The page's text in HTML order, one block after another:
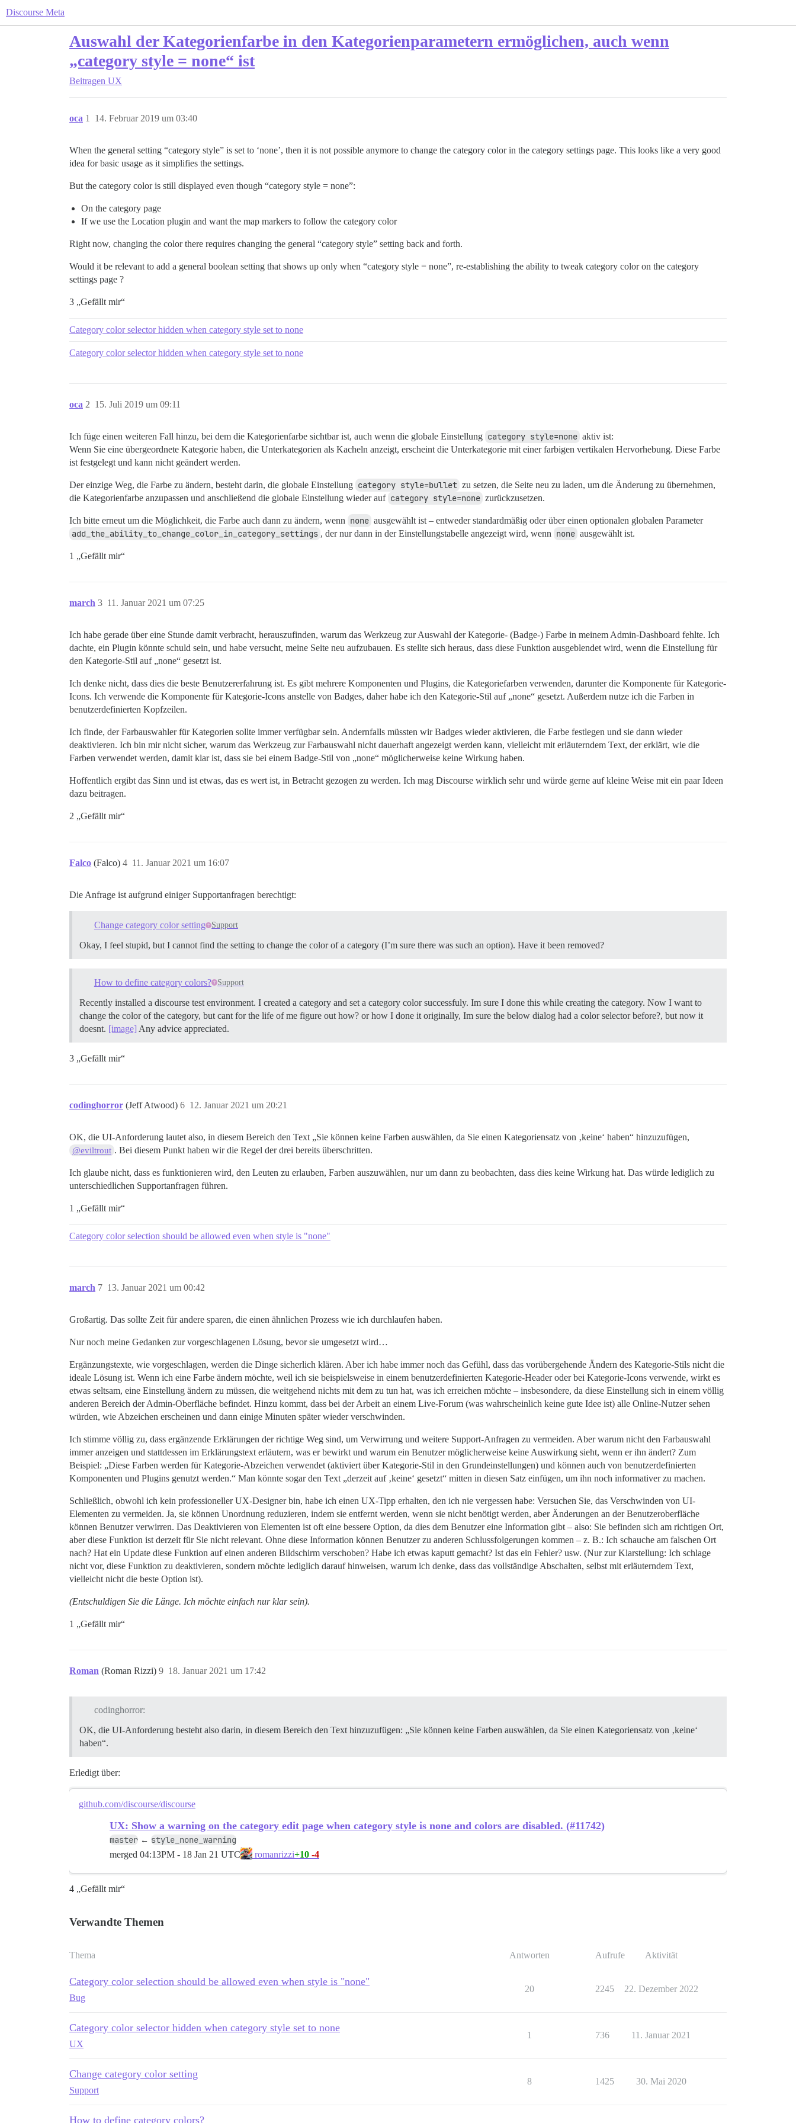
Discourse Meta
Auswahl der Kategorienfarbe in den Kategorienparametern ermöglichen, auch wenn
„category style = none“ ist
Beitragen UX
oca 14. Februar 2019 um 03:40
1
When the general setting “category style” is set to ‘none’, then it is not possible anymore to change the category color in the category settings page. This looks like a very good
idea for basic usage as it simplifies the settings.
But the category color is still displayed even though “category style = none”:
On the category page
If we use the Location plugin and want the map markers to follow the category color
Right now, changing the color there requires changing the general “category style” setting back and forth.
Would it be relevant to add a general boolean setting that shows up only when “category style = none”, re-establishing the ability to tweak category color on the category
settings page ?
3 „Gefällt mir“
Category color selector hidden when category style set to none
Category color selector hidden when category style set to none
oca 15. Juli 2019 um 09:11
2
Ich füge einen weiteren Fall hinzu, bei dem die Kategorienfarbe sichtbar ist, auch wenn die globale Einstellung category style=none aktiv ist:
Wenn Sie eine übergeordnete Kategorie haben, die Unterkategorien als Kacheln anzeigt, erscheint die Unterkategorie mit einer farbigen vertikalen Hervorhebung. Diese Farbe
ist festgelegt und kann nicht geändert werden.
Der einzige Weg, die Farbe zu ändern, besteht darin, die globale Einstellung category style=bullet zu setzen, die Seite neu zu laden, um die Änderung zu übernehmen,
die Kategorienfarbe anzupassen und anschließend die globale Einstellung wieder auf category style=none zurückzusetzen.
Ich bitte erneut um die Möglichkeit, die Farbe auch dann zu ändern, wenn none ausgewählt ist – entweder standardmäßig oder über einen optionalen globalen Parameter
add_the_ability_to_change_color_in_category_settings , der nur dann in der Einstellungstabelle angezeigt wird, wenn none ausgewählt ist.
1 „Gefällt mir“
march 11. Januar 2021 um 07:25
3
Ich habe gerade über eine Stunde damit verbracht, herauszufinden, warum das Werkzeug zur Auswahl der Kategorie- (Badge-) Farbe in meinem Admin-Dashboard fehlte. Ich
dachte, ein Plugin könnte schuld sein, und habe versucht, meine Seite neu aufzubauen. Es stellte sich heraus, dass diese Funktion ausgeblendet wird, wenn die Einstellung für
den Kategorie-Stil auf „none“ gesetzt ist.
Ich denke nicht, dass dies die beste Benutzererfahrung ist. Es gibt mehrere Komponenten und Plugins, die Kategoriefarben verwenden, darunter die Komponente für Kategorie-
Icons. Ich verwende die Komponente für Kategorie-Icons anstelle von Badges, daher habe ich den Kategorie-Stil auf „none“ gesetzt. Außerdem nutze ich die Farben in
benutzerdefinierten Kopfzeilen.
Ich finde, der Farbauswahler für Kategorien sollte immer verfügbar sein. Andernfalls müssten wir Badges wieder aktivieren, die Farbe festlegen und sie dann wieder
deaktivieren. Ich bin mir nicht sicher, warum das Werkzeug zur Farbauswahl nicht dauerhaft angezeigt werden kann, vielleicht mit erläuterndem Text, der erklärt, wie die
Farben verwendet werden, damit klar ist, dass sie bei einem Badge-Stil von „none“ möglicherweise keine Wirkung haben.
Hoffentlich ergibt das Sinn und ist etwas, das es wert ist, in Betracht gezogen zu werden. Ich mag Discourse wirklich sehr und würde gerne auf kleine Weise mit ein paar Ideen
dazu beitragen.
2 „Gefällt mir“
Falco (Falco) 11. Januar 2021 um 16:07
4
Die Anfrage ist aufgrund einiger Supportanfragen berechtigt:
Change category color setting Support
Okay, I feel stupid, but I cannot find the setting to change the color of a category (I’m sure there was such an option). Have it been removed?
How to define category colors? Support
Recently installed a discourse test environment. I created a category and set a category color successfuly. Im sure I done this while creating the category. Now I want to
change the color of the category, but cant for the life of me figure out how? or how I done it originally, Im sure the below dialog had a color selector before?, but now it
doesnt. [image] Any advice appreciated.
3 „Gefällt mir“
codinghorror (Jeff Atwood) 12. Januar 2021 um 20:21
6
OK, die UI-Anforderung lautet also, in diesem Bereich den Text „Sie können keine Farben auswählen, da Sie einen Kategoriensatz von ‚keine‘ haben“ hinzuzufügen,
@eviltrout . Bei diesem Punkt haben wir die Regel der drei bereits überschritten.
Ich glaube nicht, dass es funktionieren wird, den Leuten zu erlauben, Farben auszuwählen, nur um dann zu beobachten, dass dies keine Wirkung hat. Das würde lediglich zu
unterschiedlichen Supportanfragen führen.
1 „Gefällt mir“
Category color selection should be allowed even when style is "none"
march 13. Januar 2021 um 00:42
7
Großartig. Das sollte Zeit für andere sparen, die einen ähnlichen Prozess wie ich durchlaufen haben.
Nur noch meine Gedanken zur vorgeschlagenen Lösung, bevor sie umgesetzt wird…
Ergänzungstexte, wie vorgeschlagen, werden die Dinge sicherlich klären. Aber ich habe immer noch das Gefühl, dass das vorübergehende Ändern des Kategorie-Stils nicht die
ideale Lösung ist. Wenn ich eine Farbe ändern möchte, weil ich sie beispielsweise in einem benutzerdefinierten Kategorie-Header oder bei Kategorie-Icons verwende, wirkt es
etwas seltsam, eine Einstellung ändern zu müssen, die weitgehend nichts mit dem zu tun hat, was ich erreichen möchte – insbesondere, da diese Einstellung sich in einem völlig
anderen Bereich der Admin-Oberfläche befindet. Hinzu kommt, dass bei der Arbeit an einem Live-Forum (was wahrscheinlich keine gute Idee ist) alle Online-Nutzer sehen
würden, wie Abzeichen erscheinen und dann einige Minuten später wieder verschwinden.
Ich stimme völlig zu, dass ergänzende Erklärungen der richtige Weg sind, um Verwirrung und weitere Support-Anfragen zu vermeiden. Aber warum nicht den Farbauswahl
immer anzeigen und stattdessen im Erklärungstext erläutern, was er bewirkt und warum ein Benutzer möglicherweise keine Auswirkung sieht, wenn er ihn ändert? Zum
Beispiel: „Diese Farben werden für Kategorie-Abzeichen verwendet (aktiviert über Kategorie-Stil in den Grundeinstellungen) und können auch von benutzerdefinierten
Komponenten und Plugins genutzt werden.“ Man könnte sogar den Text „derzeit auf ‚keine‘ gesetzt“ mitten in diesen Satz einfügen, um ihn noch informativer zu machen.
Schließlich, obwohl ich kein professioneller UX-Designer bin, habe ich einen UX-Tipp erhalten, den ich nie vergessen habe: Versuchen Sie, das Verschwinden von UI-
Elementen zu vermeiden. Ja, sie können Unordnung reduzieren, indem sie entfernt werden, wenn sie nicht benötigt werden, aber Änderungen an der Benutzeroberfläche
können Benutzer verwirren. Das Deaktivieren von Elementen ist oft eine bessere Option, da dies dem Benutzer eine Information gibt – also: Sie befinden sich am richtigen Ort,
aber diese Funktion ist derzeit für Sie nicht relevant. Ohne diese Information können Benutzer zu anderen Schlussfolgerungen kommen – z. B.: Ich schauche am falschen Ort
nach? Hat ein Update diese Funktion auf einen anderen Bildschirm verschoben? Habe ich etwas kaputt gemacht? Ist das ein Fehler? usw. (Nur zur Klarstellung: Ich schlage
nicht vor, diese Funktion zu deaktivieren, sondern möchte lediglich darauf hinweisen, warum ich denke, dass das vollständige Abschalten, selbst mit erläuterndem Text,
vielleicht nicht die beste Option ist).
(Entschuldigen Sie die Länge. Ich möchte einfach nur klar sein).
1 „Gefällt mir“
Roman (Roman Rizzi) 18. Januar 2021 um 17:42
9
codinghorror:
OK, die UI-Anforderung besteht also darin, in diesem Bereich den Text hinzuzufügen: „Sie können keine Farben auswählen, da Sie einen Kategoriensatz von ‚keine‘
haben“.
Erledigt über:
github.com/discourse/discourse
UX: Show a warning on the category edit page when category style is none and colors are disabled. (#11742)
master ← style_none_warning
merged 04:13PM - 18 Jan 21 UTC romanrizzi+10 -4
4 „Gefällt mir“
Verwandte Themen
Thema Antworten Aufrufe Aktivität
Category color selection should be allowed even when style is "none"
Bug
20 2245 22. Dezember 2022
Category color selector hidden when category style set to none
UX
1 736 11. Januar 2021
Change category color setting
Support
8 1425 30. Mai 2020
How to define category colors?